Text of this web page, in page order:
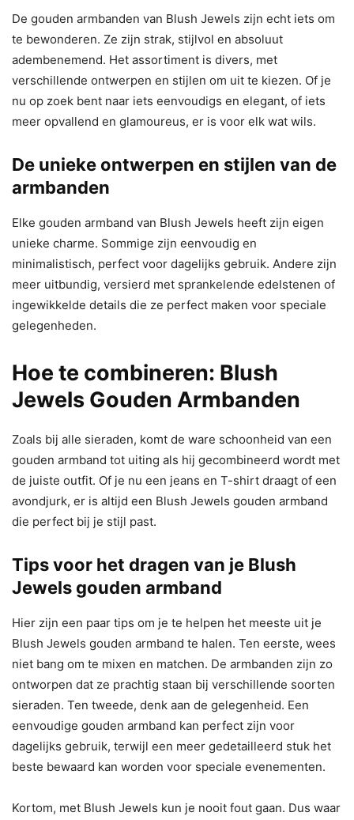
De gouden armbanden van Blush Jewels zijn echt iets om
te bewonderen. Ze zijn strak, stijlvol en absoluut
adembenemend. Het assortiment is divers, met
verschillende ontwerpen en stijlen om uit te kiezen. Of je
nu op zoek bent naar iets eenvoudigs en elegant, of iets
meer opvallend en glamoureus, er is voor elk wat wils.
De unieke ontwerpen en stijlen van de
armbanden
Elke gouden armband van Blush Jewels heeft zijn eigen
unieke charme. Sommige zijn eenvoudig en
minimalistisch, perfect voor dagelijks gebruik. Andere zijn
meer uitbundig, versierd met sprankelende edelstenen of
ingewikkelde details die ze perfect maken voor speciale
gelegenheden.
Hoe te combineren: Blush
Jewels Gouden Armbanden
Zoals bij alle sieraden, komt de ware schoonheid van een
gouden armband tot uiting als hij gecombineerd wordt met
de juiste outfit. Of je nu een jeans en T-shirt draagt of een
avondjurk, er is altijd een Blush Jewels gouden armband
die perfect bij je stijl past.
Tips voor het dragen van je Blush
Jewels gouden armband
Hier zijn een paar tips om je te helpen het meeste uit je
Blush Jewels gouden armband te halen. Ten eerste, wees
niet bang om te mixen en matchen. De armbanden zijn zo
ontworpen dat ze prachtig staan bij verschillende soorten
sieraden. Ten tweede, denk aan de gelegenheid. Een
eenvoudige gouden armband kan perfect zijn voor
dagelijks gebruik, terwijl een meer gedetailleerd stuk het
beste bewaard kan worden voor speciale evenementen.
Kortom, met Blush Jewels kun je nooit fout gaan. Dus waar